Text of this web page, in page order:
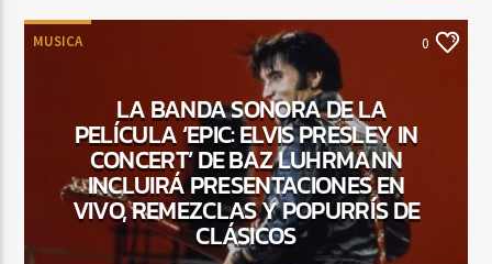
TITLE
ARTIST
CURRENT SHOW
TROPICAL RELAJADO
3:00 AM 6:00 AM
MUSICA 0
LA BANDA SONORA DE LA
PELÍCULA ‘EPIC: ELVIS PRESLEY IN
CONCERT’ DE BAZ LUHRMANN
INCLUIRÁ PRESENTACIONES EN
VIVO, REMEZCLAS Y POPURRÍS DE
CLÁSICOS